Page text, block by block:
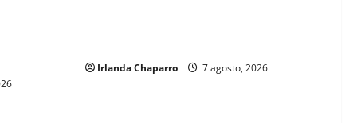
Irlanda Chaparro 7 agosto, 2026